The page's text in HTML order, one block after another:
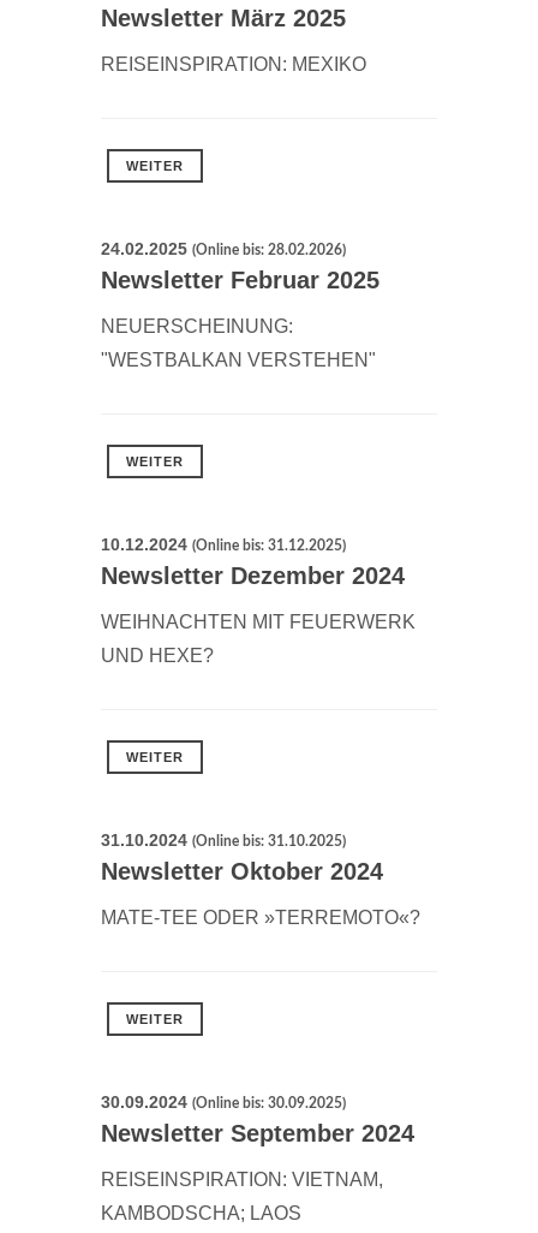
Newsletter März 2025
REISEINSPIRATION: MEXIKO
WEITER
24.02.2025 (Online bis: 28.02.2026)
Newsletter Februar 2025
NEUERSCHEINUNG:
"WESTBALKAN VERSTEHEN"
WEITER
10.12.2024 (Online bis: 31.12.2025)
Newsletter Dezember 2024
WEIHNACHTEN MIT FEUERWERK
UND HEXE?
WEITER
31.10.2024 (Online bis: 31.10.2025)
Newsletter Oktober 2024
MATE-TEE ODER »TERREMOTO«?
WEITER
30.09.2024 (Online bis: 30.09.2025)
Newsletter September 2024
REISEINSPIRATION: VIETNAM,
KAMBODSCHA; LAOS